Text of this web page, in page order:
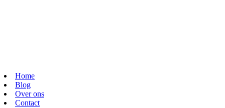
Home
Blog
Over ons
Contact